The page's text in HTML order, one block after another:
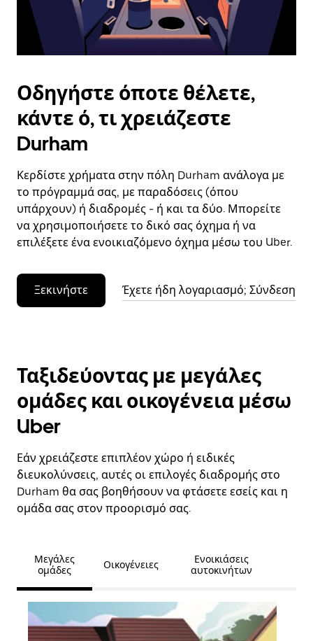
ημερολόγιο.
Οδηγήστε όποτε θέλετε,
κάντε ό, τι χρειάζεστε
Durham
Κερδίστε χρήματα στην πόλη Durham ανάλογα με
το πρόγραμμά σας, με παραδόσεις (όπου
υπάρχουν) ή διαδρομές - ή και τα δύο. Μπορείτε
να χρησιμοποιήσετε το δικό σας όχημα ή να
επιλέξετε ένα ενοικιαζόμενο όχημα μέσω του Uber.
Ξεκινήστε Έχετε ήδη λογαριασμό; Σύνδεση
Ταξιδεύοντας με μεγάλες
ομάδες και οικογένεια μέσω
Uber
Εάν χρειάζεστε επιπλέον χώρο ή ειδικές
διευκολύνσεις, αυτές οι επιλογές διαδρομής στο
Durham θα σας βοηθήσουν να φτάσετε εσείς και η
ομάδα σας στον προορισμό σας.
Μεγάλες
ομάδες
Οικογένειες
Ενοικιάσεις
αυτοκινήτων